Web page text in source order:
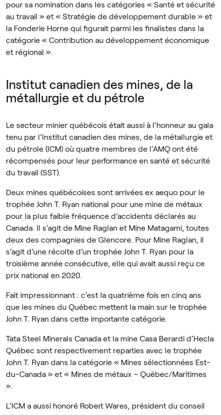
pour sa nomination dans les catégories « Santé et sécurité
au travail » et « Stratégie de développement durable » et
la Fonderie Horne qui figurait parmi les finalistes dans la
catégorie « Contribution au développement économique
et régional ».
Institut canadien des mines, de la
métallurgie et du pétrole
Le secteur minier québécois était aussi à l’honneur au gala
tenu par l’Institut canadien des mines, de la métallurgie et
du pétrole (ICM) où quatre membres de l’AMQ ont été
récompensés pour leur performance en santé et sécurité
du travail (SST).
Deux mines québécoises sont arrivées ex aequo pour le
trophée John T. Ryan national pour une mine de métaux
pour la plus faible fréquence d’accidents déclarés au
Canada. Il s’agit de Mine Raglan et Mine Matagami, toutes
deux des compagnies de Glencore. Pour Mine Raglan, il
s’agit d’une récolte d’un trophée John T. Ryan pour la
troisième année consécutive, elle qui avait aussi reçu ce
prix national en 2020.
Fait impressionnant : c’est la quatrième fois en cinq ans
que les mines du Québec mettent la main sur le trophée
John T. Ryan dans cette importante catégorie.
Tata Steel Minerals Canada et la mine Casa Berardi d’Hecla
Québec sont respectivement reparties avec le trophée
John T. Ryan dans la catégorie « Mines sélectionnées Est-
du-Canada » et « Mines de métaux – Québec/Maritimes
».
L’ICM a aussi honoré Robert Wares, président du conseil